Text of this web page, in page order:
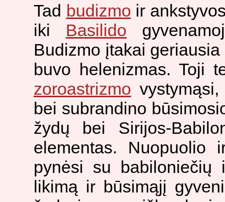
Tad budizmo ir
iki Basilido
Budizmo įtakai
buvo helenizmas. Toji
zoroastrizmo
bei subrandino
žydų bei Sirijos-
elementas. Nuopuolio
pynėsi su babiloniečių
likimą ir būsimąjį